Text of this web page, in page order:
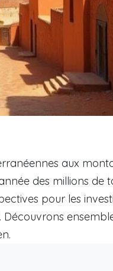
aux
des millions de
pour les